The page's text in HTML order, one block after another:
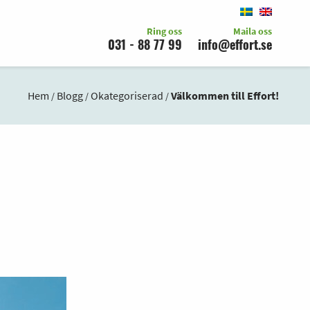
Ring oss
031 - 88 77 99
Maila oss
info@effort.se
Hem / Blogg /Okategoriserad /Välkommen till Effort!